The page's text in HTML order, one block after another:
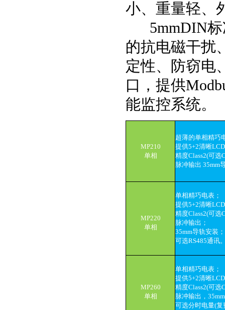
小、重量轻、
5mmDIN
的抗电磁干扰
定性、防窃电
口，提供
能监控系统。
MP210
单相
超薄的单相精巧
提供5+2清晰
精度Class2(可选
脉冲输出 35mm
MP220
单相
单相精巧电表；
提供5+2清晰
精度Class2(可选
脉冲输出；
35mm导轨安装；
可选RS485通讯
MP260
单相
单相精巧电表；
提供5+2清晰
精度Class2(可选
脉冲输出，
可选分时电量(